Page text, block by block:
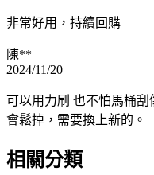
非常好用，持續回購
陳**
2024/11/20
可以用力刷 也不怕馬桶
會鬆掉，需要換上新的。
相關分類